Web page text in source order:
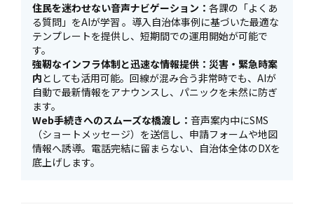
住民を迷わせない音声ナビゲーション： 各課の「よくあ
る質問」をAIが学習 。導入自治体事例に基づいた最適な
テンプレートを提供し、短期間での運用開始が可能で
す。
強靭なインフラ体制と迅速な情報提供：災害・緊急時案
内としても活用可能。回線が混み合う非常時でも、AIが
自動で最新情報をアナウンスし、パニックを未然に防ぎ
ます。
Web手続きへのスムーズな橋渡し： 音声案内中にSMS
（ショートメッセージ）を送信し、申請フォームや地図
情報へ誘導。電話完結に留まらない、自治体全体のDXを
底上げします。